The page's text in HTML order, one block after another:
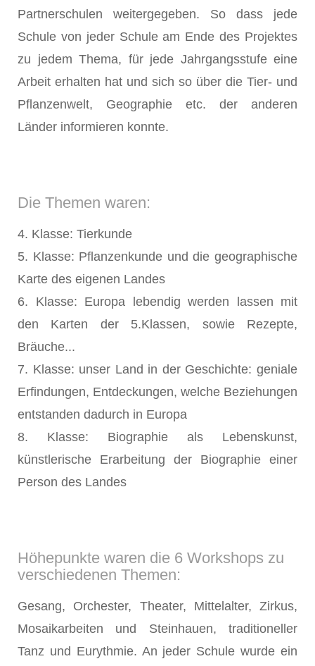
Partnerschulen weitergegeben. So dass jede
Schule von jeder Schule am Ende des Projektes
zu jedem Thema, für jede Jahrgangsstufe eine
Arbeit erhalten hat und sich so über die Tier- und
Pflanzenwelt, Geographie etc. der anderen
Länder informieren konnte.
Die Themen waren:
4. Klasse: Tierkunde
5. Klasse: Pflanzenkunde und die geographische
Karte des eigenen Landes
6. Klasse: Europa lebendig werden lassen mit
den Karten der 5.Klassen, sowie Rezepte,
Bräuche...
7. Klasse: unser Land in der Geschichte: geniale
Erfindungen, Entdeckungen, welche Beziehungen
entstanden dadurch in Europa
8. Klasse: Biographie als Lebenskunst,
künstlerische Erarbeitung der Biographie einer
Person des Landes
Höhepunkte waren die 6 Workshops zu
verschiedenen Themen:
Gesang, Orchester, Theater, Mittelalter, Zirkus,
Mosaikarbeiten und Steinhauen, traditioneller
Tanz und Eurythmie. An jeder Schule wurde ein